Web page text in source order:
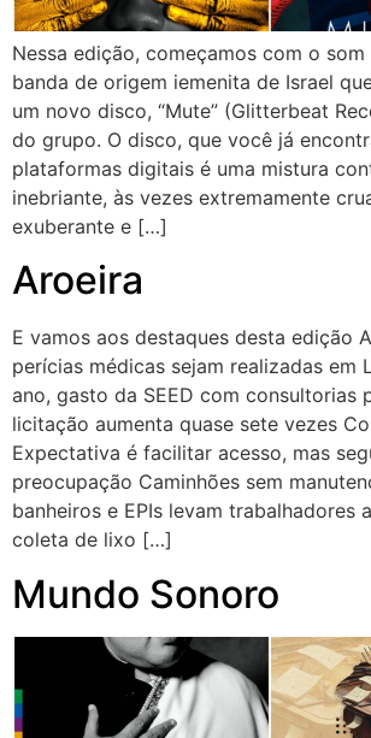
Nessa edição, começamos com o som
banda de origem iemenita de Israel
um novo disco, “Mute” (Glitterbeat
do grupo. O disco, que você já
plataformas digitais é uma mistura
inebriante, às vezes extremamente
exuberante e […]
Aroeira
E vamos aos destaques desta edição
perícias médicas sejam realizadas em
ano, gasto da SEED com consultorias
licitação aumenta quase sete vezes
Expectativa é facilitar acesso, mas
preocupação Caminhões sem
banheiros e EPIs levam trabalhadores
coleta de lixo […]
Mundo Sonoro